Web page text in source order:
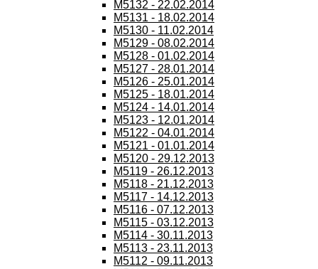
M5132 - 22.02.2014
M5131 - 18.02.2014
M5130 - 11.02.2014
M5129 - 08.02.2014
M5128 - 01.02.2014
M5127 - 28.01.2014
M5126 - 25.01.2014
M5125 - 18.01.2014
M5124 - 14.01.2014
M5123 - 12.01.2014
M5122 - 04.01.2014
M5121 - 01.01.2014
M5120 - 29.12.2013
M5119 - 26.12.2013
M5118 - 21.12.2013
M5117 - 14.12.2013
M5116 - 07.12.2013
M5115 - 03.12.2013
M5114 - 30.11.2013
M5113 - 23.11.2013
M5112 - 09.11.2013